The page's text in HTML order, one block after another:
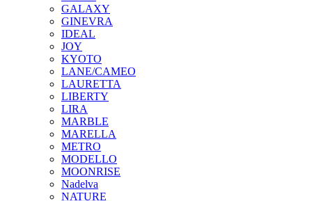
GALAXY
GINEVRA
IDEAL
JOY
KYOTO
LANE/CAMEO
LAURETTA
LIBERTY
LIRA
MARBLE
MARELLA
METRO
MODELLO
MOONRISE
Nadelva
NATURE